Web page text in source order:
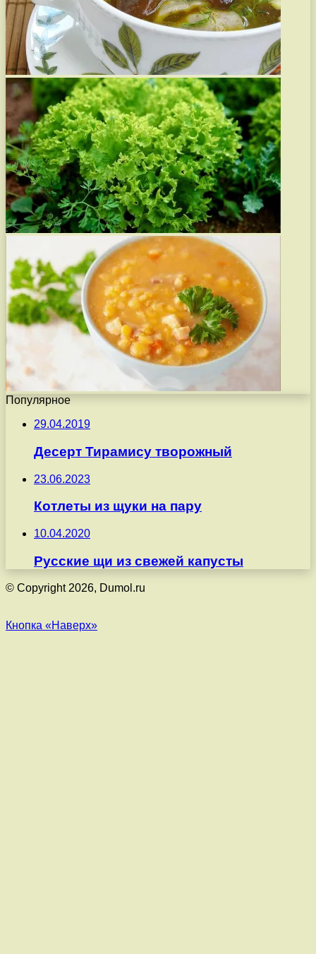
Популярное
29.04.2019
Десерт Тирамису творожный
23.06.2023
Котлеты из щуки на пару
10.04.2020
Русские щи из свежей капусты
© Copyright 2026, Dumol.ru
Кнопка «Наверх»